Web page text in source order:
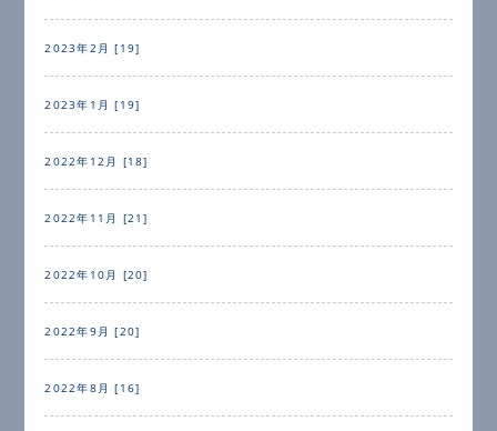
2023年2月 [19]
2023年1月 [19]
2022年12月 [18]
2022年11月 [21]
2022年10月 [20]
2022年9月 [20]
2022年8月 [16]